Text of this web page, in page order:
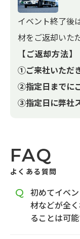
イベント終了後
材をご返却いた
【ご返却方法】
①ご来社いただ
②指定日までに
③指定日に弊社
FAQ
よくある質問
初めてイベ
材などが全
ることは可